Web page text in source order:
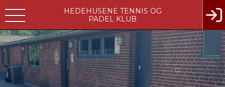
HEDEHUSENE TENNIS OG
PADEL KLUB